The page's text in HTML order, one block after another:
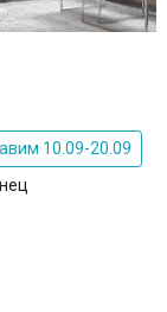
10.09-20.09